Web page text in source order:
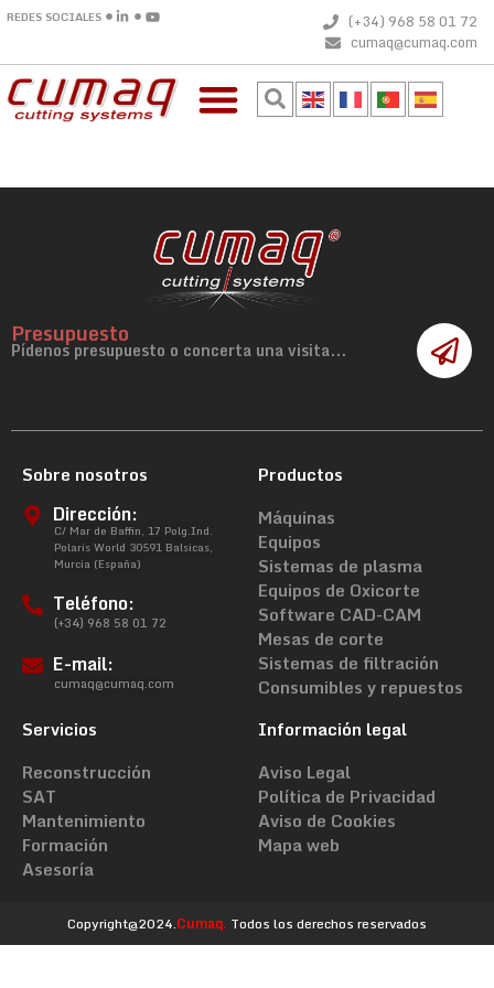
REDES SOCIALES
(+34) 968 58 01 72
cumaq@cumaq.com
Presupuesto
Pídenos presupuesto o concerta una visita...
Sobre nosotros
Dirección:
C/ Mar de Baffin, 17 Polg.Ind.
Polaris World 30591 Balsicas,
Murcia (España)
Teléfono:
(+34) 968 58 01 72
E-mail:
cumaq@cumaq.com
Productos
Máquinas
Equipos
Sistemas de plasma
Equipos de Oxicorte
Software CAD-CAM
Mesas de corte
Sistemas de filtración
Consumibles y repuestos
Servicios
Reconstrucción
SAT
Mantenimiento
Formación
Asesoría
Información legal
Aviso Legal
Política de Privacidad
Aviso de Cookies
Mapa web
Copyright@2024.Cumaq. Todos los derechos reservados